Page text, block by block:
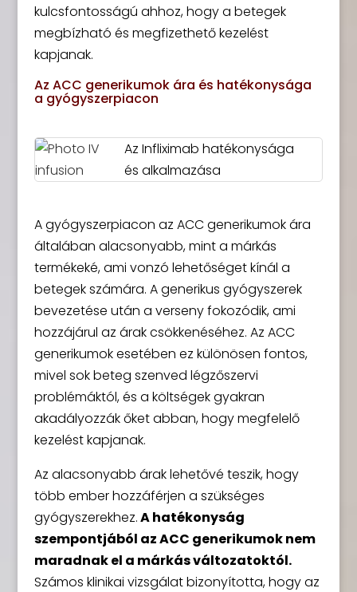
kulcsfontosságú ahhoz, hogy a betegek
megbízható és megfizethető kezelést
kapjanak.
Az ACC generikumok ára és hatékonysága
a gyógyszerpiacon
Az Infliximab hatékonysága
és alkalmazása
A gyógyszerpiacon az ACC generikumok ára
általában alacsonyabb, mint a márkás
termékeké, ami vonzó lehetőséget kínál a
betegek számára. A generikus gyógyszerek
bevezetése után a verseny fokozódik, ami
hozzájárul az árak csökkenéséhez. Az ACC
generikumok esetében ez különösen fontos,
mivel sok beteg szenved légzőszervi
problémáktól, és a költségek gyakran
akadályozzák őket abban, hogy megfelelő
kezelést kapjanak.
Az alacsonyabb árak lehetővé teszik, hogy
több ember hozzáférjen a szükséges
gyógyszerekhez.A hatékonyság
szempontjából az ACC generikumok nem
maradnak el a márkás változatoktól.
Számos klinikai vizsgálat bizonyította, hogy az